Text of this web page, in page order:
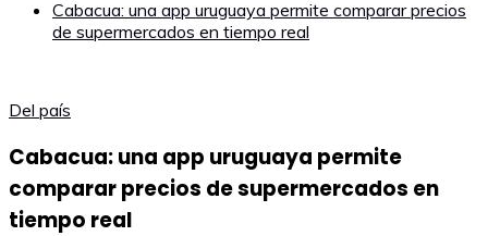
Cabacua: una app uruguaya permite comparar precios
de supermercados en tiempo real
Del país
Cabacua: una app uruguaya permite
comparar precios de supermercados en
tiempo real